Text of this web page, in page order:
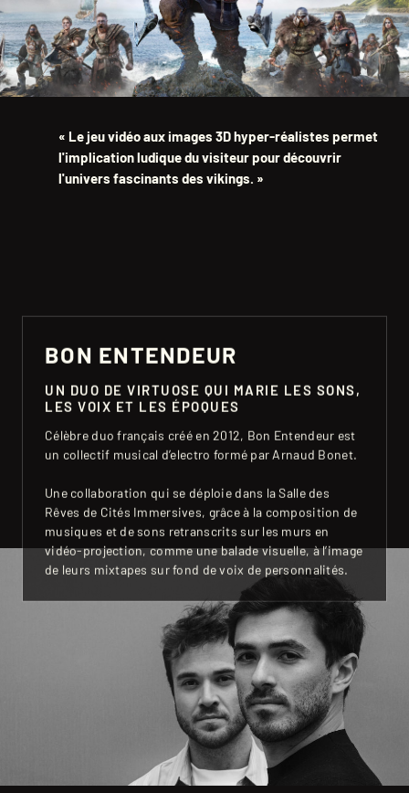
« Le jeu vidéo aux images 3D hyper-réalistes permet
l'implication ludique du visiteur pour découvrir
l'univers fascinants des vikings. »
BON ENTENDEUR
UN DUO DE VIRTUOSE QUI MARIE LES SONS,
LES VOIX ET LES ÉPOQUES
Célèbre duo français créé en 2012, Bon Entendeur est
un collectif musical d’electro formé par Arnaud Bonet.
Une collaboration qui se déploie dans la Salle des
Rêves de Cités Immersives, grâce à la composition de
musiques et de sons retranscrits sur les murs en
vidéo-projection, comme une balade visuelle, à l’image
de leurs mixtapes sur fond de voix de personnalités.